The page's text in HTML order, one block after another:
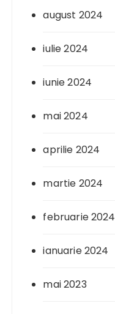
august 2024
iulie 2024
iunie 2024
mai 2024
aprilie 2024
martie 2024
februarie 2024
ianuarie 2024
mai 2023